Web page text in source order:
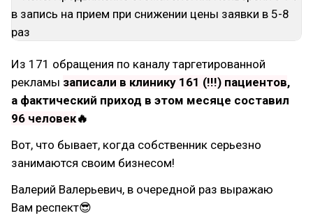
Из 171 обращения по каналу таргетированной
рекламы записали в клинику 161 (!!!) пациентов,
а фактический приход в этом месяце составил
96 человек🔥
Вот, что бывает, когда собственник серьезно
занимаются своим бизнесом!
Валерий Валерьевич, в очередной раз выражаю
Вам респект😎